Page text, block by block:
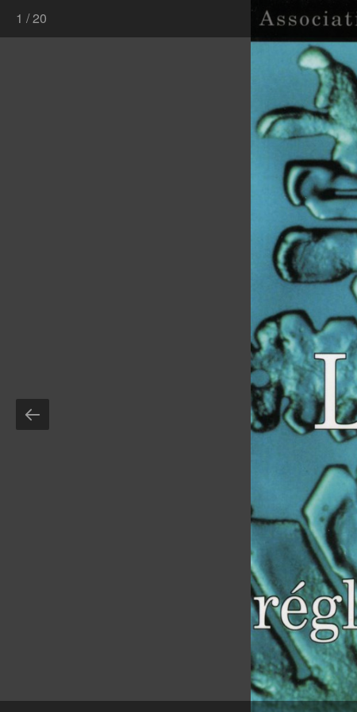
1 /20